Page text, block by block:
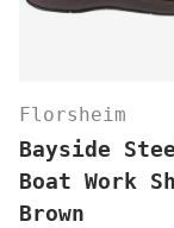
Florsheim
Bayside
Boat Work
Brown